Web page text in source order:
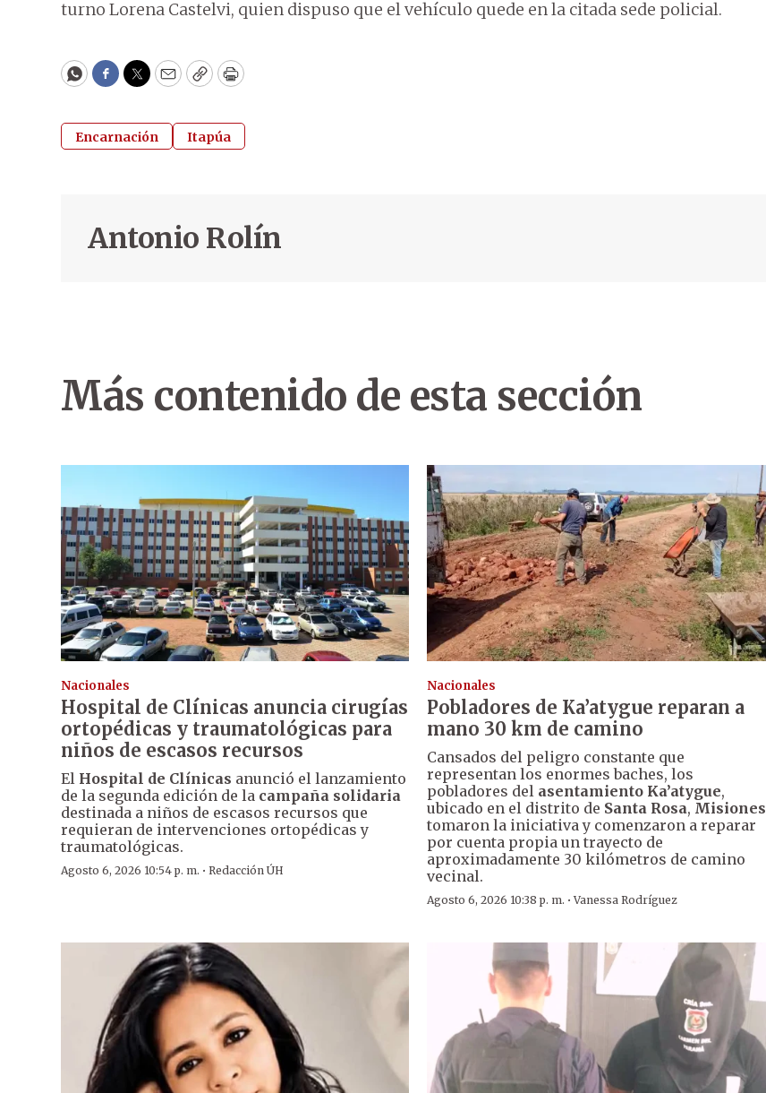
turno Lorena Castelvi, quien dispuso que el vehículo quede en la citada sede policial.
WhatsApp
Facebook
Twitter
EmailCopyPrint
Encarnación Itapúa
Antonio Rolín
Más contenido de esta sección
Nacionales
Hospital de Clínicas anuncia cirugías
ortopédicas y traumatológicas para
niños de escasos recursos
El Hospital de Clínicas anunció el lanzamiento
de la segunda edición de la campaña solidaria
destinada a niños de escasos recursos que
requieran de intervenciones ortopédicas y
traumatológicas.
Agosto 6, 2026 10:54 p. m. · Redacción ÚH
Nacionales
Pobladores de Ka’atygue reparan a
mano 30 km de camino
Cansados del peligro constante que
representan los enormes baches, los
pobladores del asentamiento Ka’atygue,
ubicado en el distrito de Santa Rosa, Misiones
tomaron la iniciativa y comenzaron a reparar
por cuenta propia un trayecto de
aproximadamente 30 kilómetros de camino
vecinal.
Agosto 6, 2026 10:38 p. m. ·Vanessa Rodríguez